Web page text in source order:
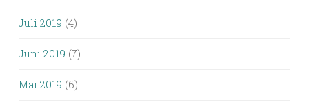
Juli 2019 (4)
Juni 2019 (7)
Mai 2019 (6)